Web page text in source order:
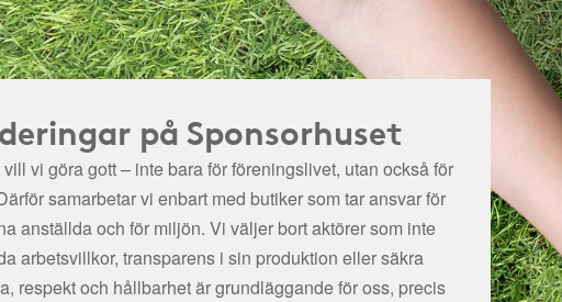
på Sponsorhuset
vi göra gott – inte bara för föreningslivet, utan också för
samarbetar vi enbart med butiker som tar ansvar för
anställda och för miljön. Vi väljer bort aktörer som inte
arbetsvillkor, transparens i sin produktion eller säkra
respekt och hållbarhet är grundläggande för oss, precis